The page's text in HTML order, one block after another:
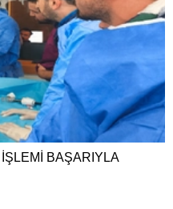
BAŞARIYLA